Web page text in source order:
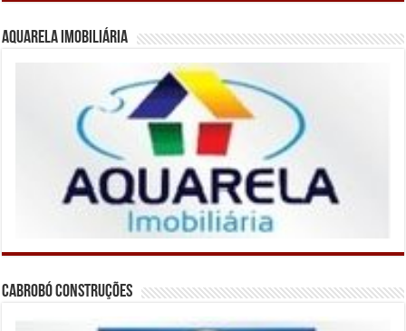
Aquarela Imobiliária
Cabrobó Construções